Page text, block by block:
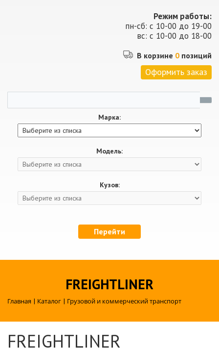
Режим работы:
пн-сб: с 10-00 до 19-00
вс: с 10-00 до 18-00
В корзине 0 позиций
Оформить заказ
Марка:
Модель:
Кузов:
Перейти
FREIGHTLINER
Главная | Каталог | Грузовой и коммерческий транспорт
FREIGHTLINER